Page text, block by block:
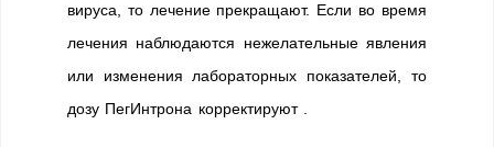
вируса, то лечение прекращают. Если во время
лечения наблюдаются нежелательные явления
или изменения лабораторных показателей, то
дозу ПегИнтрона корректируют .